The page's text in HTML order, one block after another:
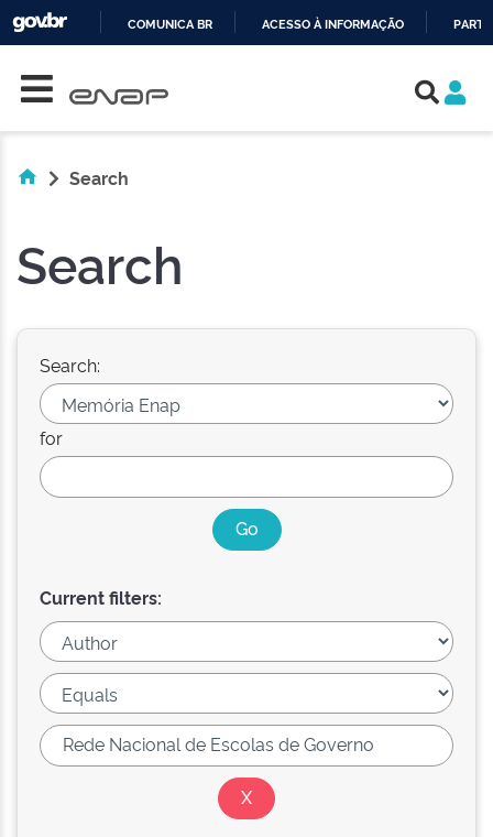
COMUNICA BR ACESSO À INFORMAÇÃO
Search
Search
Search:
for
Current filters: